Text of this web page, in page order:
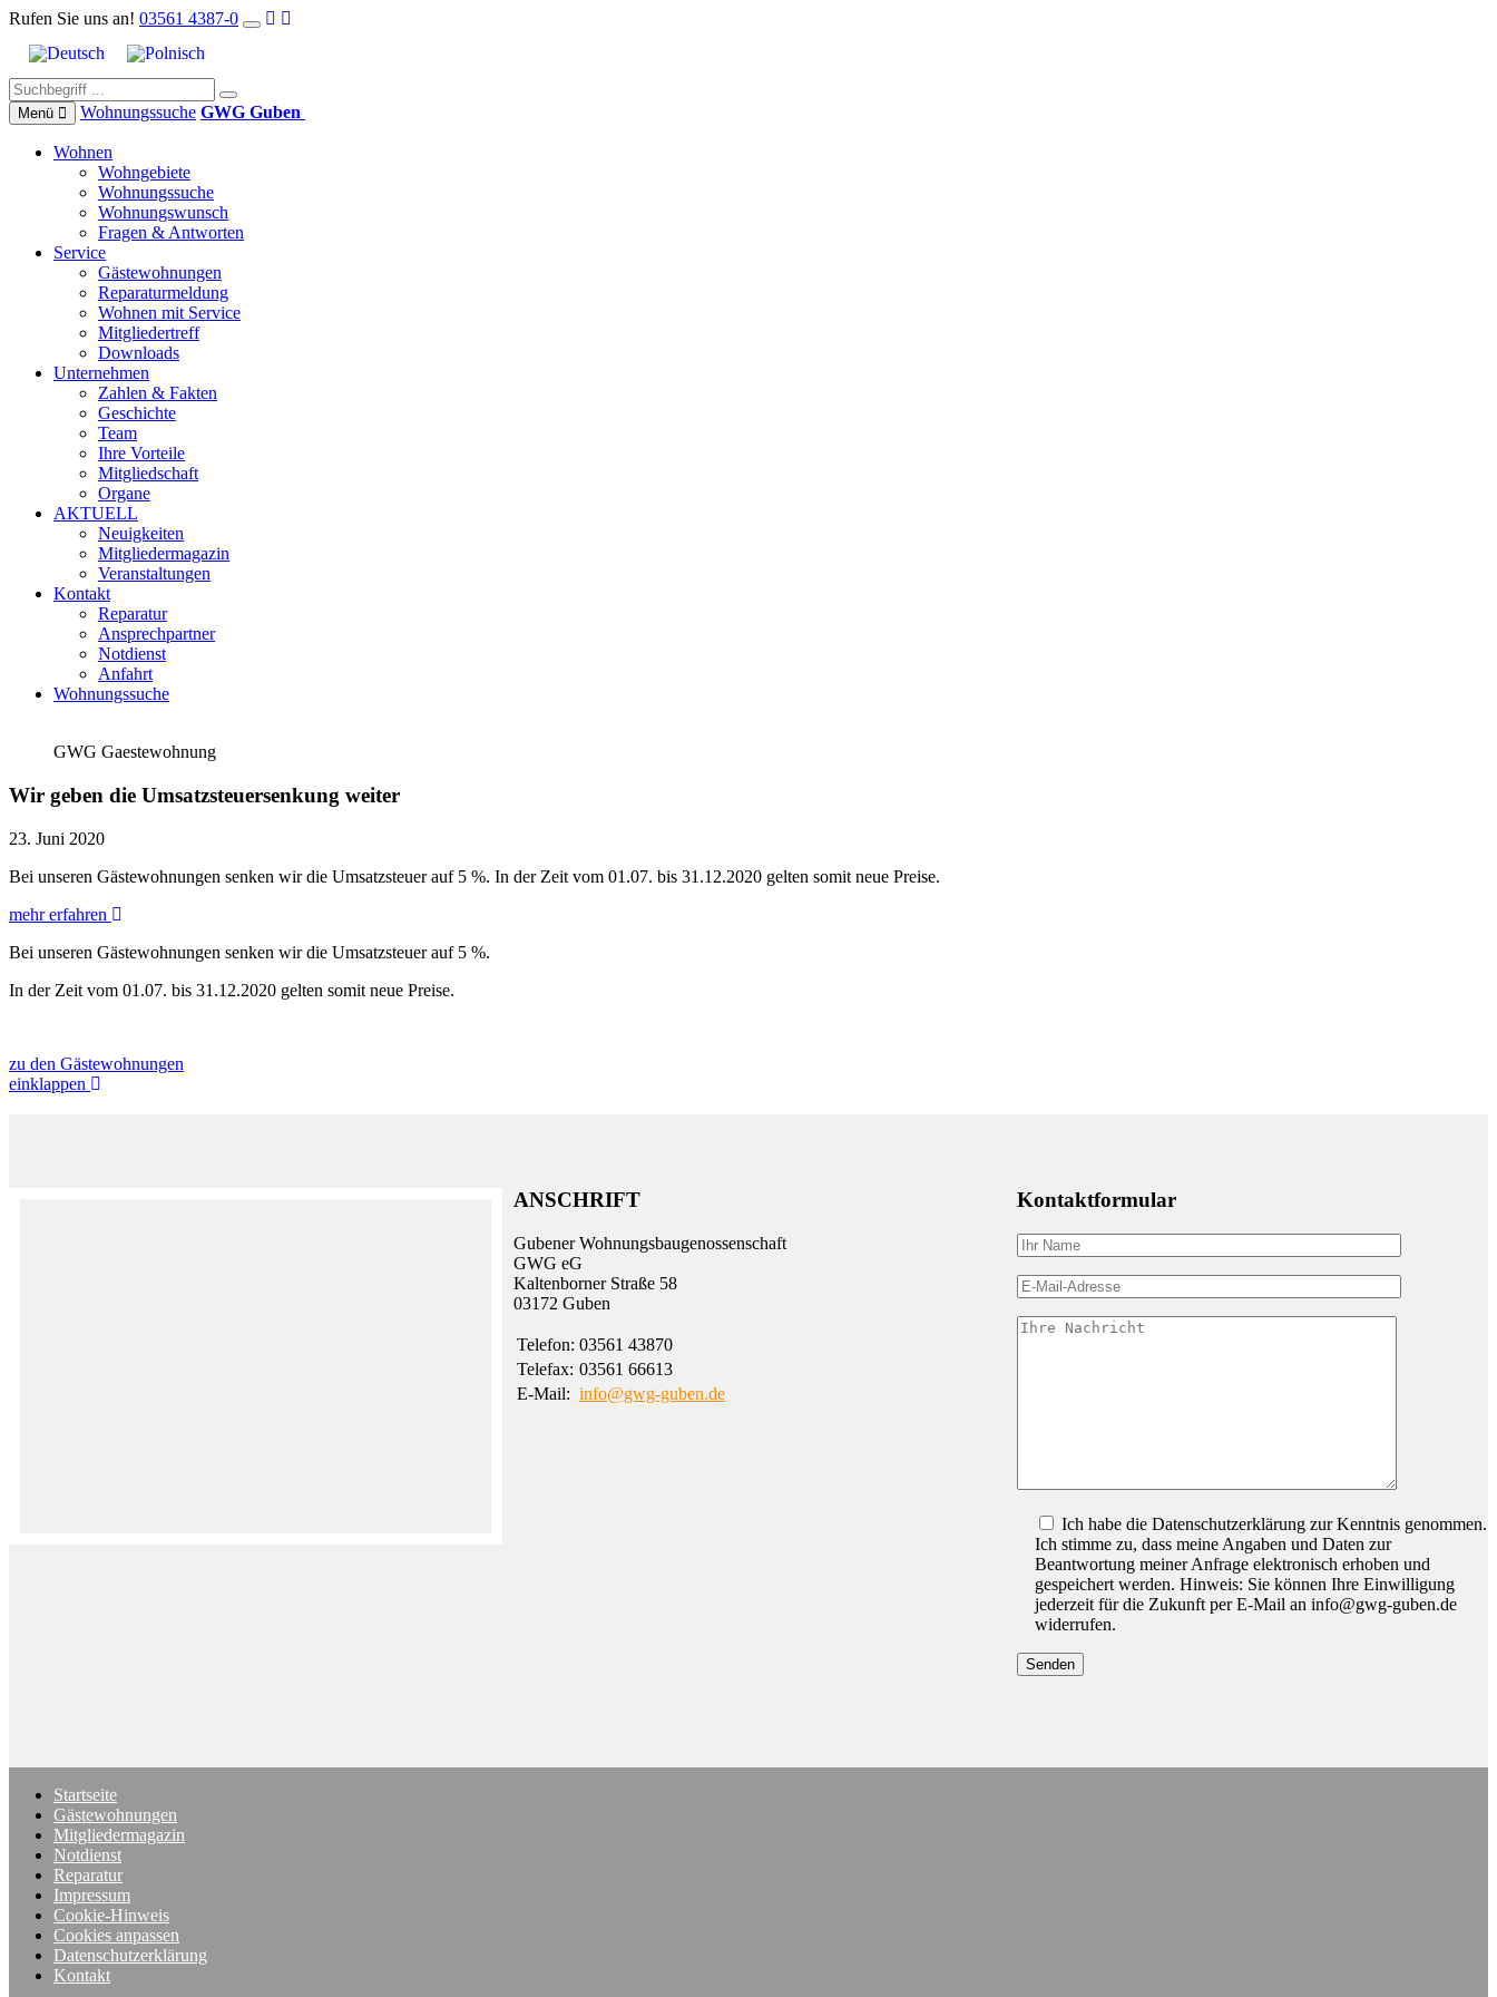
Rufen Sie uns an! 03561 4387-0
Menü Wohnungs­suche GWG Guben
Wohnen
Wohngebiete
Wohnungssuche
Wohnungswunsch
Fragen & Antworten
Service
Gästewohnungen
Reparaturmeldung
Wohnen mit Service
Mitgliedertreff
Downloads
Unternehmen
Zahlen & Fakten
Geschichte
Team
Ihre Vorteile
Mitgliedschaft
Organe
AKTUELL
Neuigkeiten
Mitgliedermagazin
Veranstaltungen
Kontakt
Reparatur
Ansprechpartner
Notdienst
Anfahrt
Wohnungssuche
GWG Gaestewohnung
Wir geben die Umsatzsteuersenkung weiter
23. Juni 2020
Bei unseren Gästewohnungen senken wir die Umsatzsteuer auf 5 %. In der Zeit vom 01.07. bis 31.12.2020 gelten somit neue Preise.
mehr erfahren
Bei unseren Gästewohnungen senken wir die Umsatzsteuer auf 5 %.
In der Zeit vom 01.07. bis 31.12.2020 gelten somit neue Preise.
zu den Gästewohnungen
einklappen
ANSCHRIFT
Gubener Wohnungs­bau­genossen­schaft
GWG eG
Kalten­borner Straße 58
03172 Guben
Telefon: 03561 43870
Telefax: 03561 66613
E-Mail: info@gwg-guben.de
Kontaktformular
Bitte lassen Sie dieses Feld leer.
Ich habe die Datenschutzerklärung zur Kenntnis genommen.
Ich stimme zu, dass meine Angaben und Daten zur
Beantwortung meiner Anfrage elektronisch erhoben und
gespeichert werden. Hinweis: Sie können Ihre Einwilligung
jederzeit für die Zukunft per E-Mail an info@gwg-guben.de
widerrufen.
Startseite
Gästewohnungen
Mitgliedermagazin
Notdienst
Reparatur
Impressum
Cookie-Hinweis
Cookies anpassen
Datenschutzerklärung
Kontakt